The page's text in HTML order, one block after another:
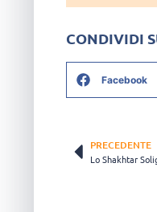
CONDIVIDI
Facebook
PRECEDENTE
Lo Shakhtar